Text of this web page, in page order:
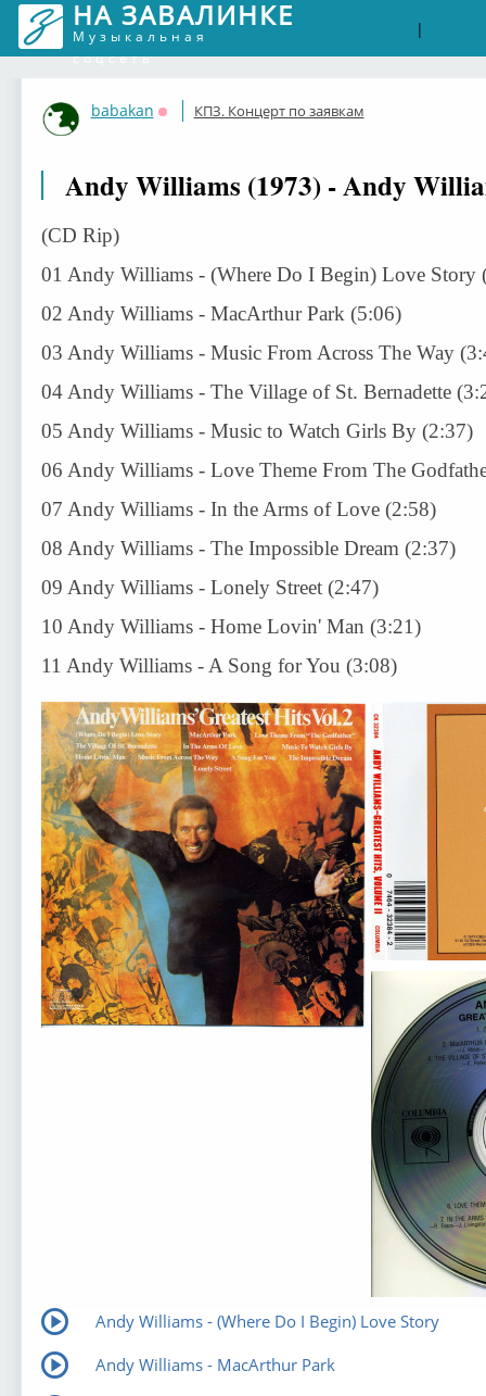
НА ЗАВАЛИНКЕ
Музыкальная
соцсеть
|
babakan
Оффлайн
КПЗ. Концерт по заявкам
Andy Williams (1973) - Andy
(CD Rip)
01 Andy Williams - (Where Do I Begin) Love Story
02 Andy Williams - MacArthur Park (5:06)
03 Andy Williams - Music From Across The Way
04 Andy Williams - The Village of St. Bernadette
05 Andy Williams - Music to Watch Girls By (2:37)
06 Andy Williams - Love Theme From The
07 Andy Williams - In the Arms of Love (2:58)
08 Andy Williams - The Impossible Dream (2:37)
09 Andy Williams - Lonely Street (2:47)
10 Andy Williams - Home Lovin' Man (3:21)
11 Andy Williams - A Song for You (3:08)
Andy Williams - (Where Do I Begin) Love Story
Andy Williams - MacArthur Park